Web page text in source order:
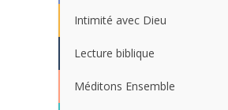
Intimité avec Dieu
Lecture biblique
Méditons Ensemble